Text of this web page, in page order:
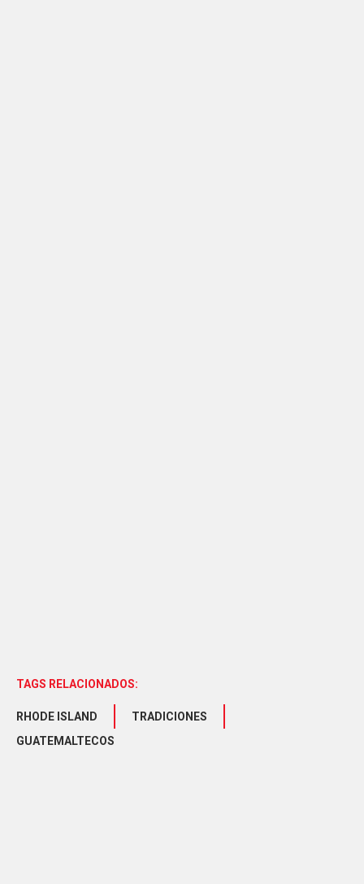
TAGS RELACIONADOS:
RHODE ISLAND
TRADICIONES
GUATEMALTECOS